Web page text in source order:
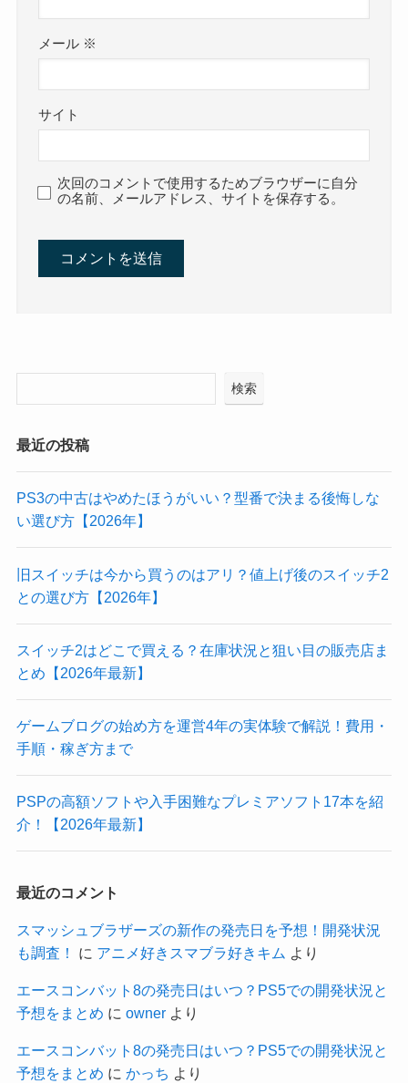
メール ※
サイト
次回のコメントで使用するためブラウザーに自分
の名前、メールアドレス、サイトを保存する。
検索
最近の投稿
PS3の中古はやめたほうがいい？型番で決まる後悔しな
い選び方【2026年】
旧スイッチは今から買うのはアリ？値上げ後のスイッチ2
との選び方【2026年】
スイッチ2はどこで買える？在庫状況と狙い目の販売店ま
とめ【2026年最新】
ゲームブログの始め方を運営4年の実体験で解説！費用・
手順・稼ぎ方まで
PSPの高額ソフトや入手困難なプレミアソフト17本を紹
介！【2026年最新】
最近のコメント
スマッシュブラザーズの新作の発売日を予想！開発状況
も調査！
に アニメ好きスマブラ好きキム より
エースコンバット8の発売日はいつ？PS5での開発状況と
予想をまとめ に ownerより
エースコンバット8の発売日はいつ？PS5での開発状況と
予想をまとめ に かっち より